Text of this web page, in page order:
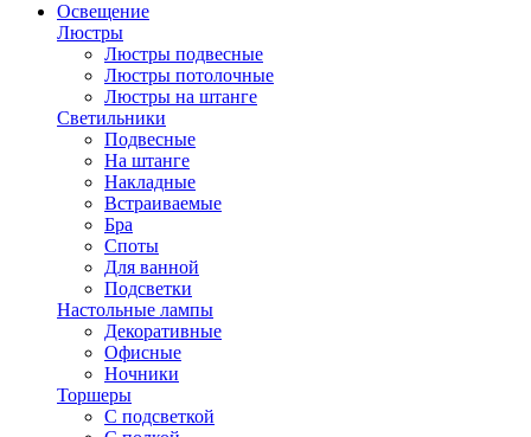
Освещение
Люстры
Люстры подвесные
Люстры потолочные
Люстры на штанге
Светильники
Подвесные
На штанге
Накладные
Встраиваемые
Бра
Споты
Для ванной
Подсветки
Настольные лампы
Декоративные
Офисные
Ночники
Торшеры
С подсветкой